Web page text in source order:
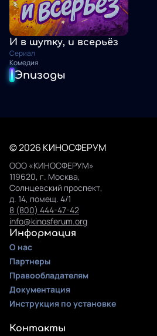
И в шутку, и всерьёз
Сериал
Комедия
Эпизоды
© 2026 КИНОСФЕРУМ
ООО «КИНОСФЕРУМ»
119620, г. Москва,
Солнцевский проспект,
д. 14, помещ. 4/1
8 (800) 444-47-42
info@kinosferum.org
Информация
О нас
Партнеры
Правообладателям
Документация
Инструкция по установке
Контакты